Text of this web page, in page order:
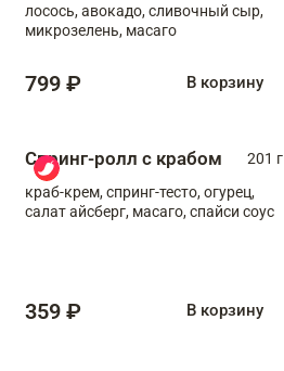
лосось, авокадо, сливочный сыр,
микрозелень, масаго
799 ₽ В корзину
Спринг-ролл с крабом
201 г
краб-крем, спринг-тесто, огурец,
салат айсберг, масаго, спайси соус
359 ₽ В корзину